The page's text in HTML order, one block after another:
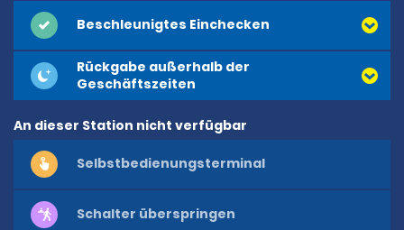
Beschleunigtes Einchecken
Rückgabe außerhalb der
Geschäftszeiten
An dieser Station nicht verfügbar
Selbstbedienungsterminal
Schalter überspringen